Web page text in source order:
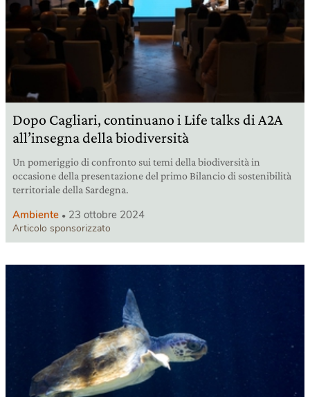
Dopo Cagliari, continuano i Life talks di A2A
all’insegna della biodiversità
Un pomeriggio di confronto sui temi della biodiversità in
occasione della presentazione del primo Bilancio di sostenibilità
territoriale della Sardegna.
Ambiente 23 ottobre 2024
Articolo sponsorizzato